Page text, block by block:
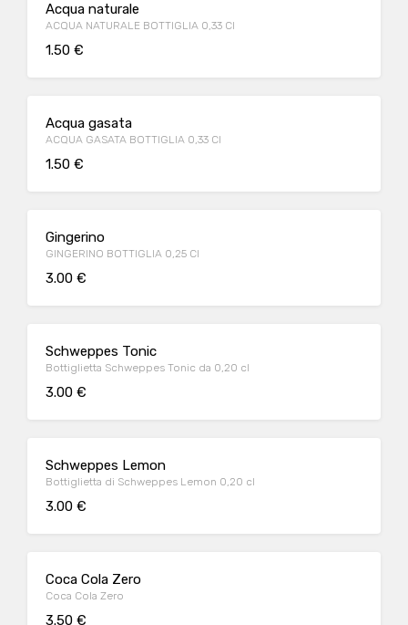
Acqua naturale
ACQUA NATURALE BOTTIGLIA 0,33 Cl
1.50 €
Acqua gasata
ACQUA GASATA BOTTIGLIA 0,33 Cl
1.50 €
Gingerino
GINGERINO BOTTIGLIA 0,25 Cl
3.00 €
Schweppes Tonic
Bottiglietta Schweppes Tonic da 0,20 cl
3.00 €
Schweppes Lemon
Bottiglietta di Schweppes Lemon 0,20 cl
3.00 €
Coca Cola Zero
Coca Cola Zero
3.50 €